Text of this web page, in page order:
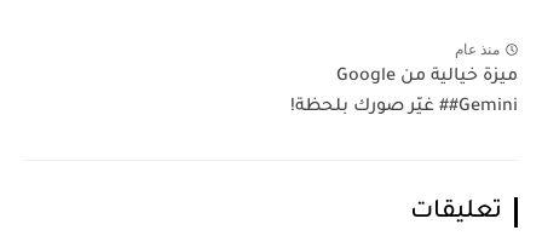
منذ عام
ميزة خيالية من Google
#Gemini# غيّر صورك بلحظة!
تعليقات